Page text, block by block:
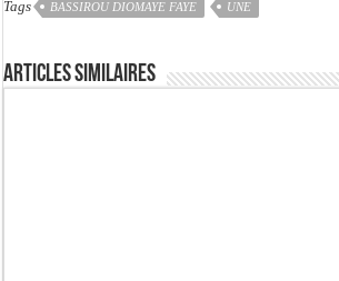
Tags BASSIROU DIOMAYE FAYE UNE
Articles similaires